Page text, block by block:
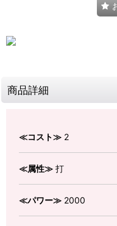
商品詳細
≪コスト≫ 2
≪属性≫ 打
≪パワー≫ 2000